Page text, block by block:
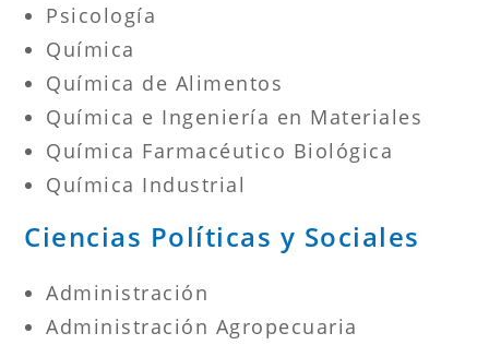
Psicología
Química
Química de Alimentos
Química e Ingeniería en Materiales
Química Farmacéutico Biológica
Química Industrial
Ciencias Políticas y Sociales
Administración
Administración Agropecuaria